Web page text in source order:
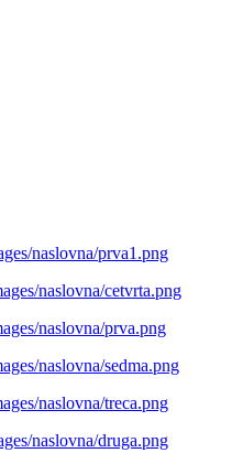
naslovna/prva1.png
naslovna/cetvrta.png
naslovna/prva.png
naslovna/sedma.png
naslovna/treca.png
naslovna/druga.png